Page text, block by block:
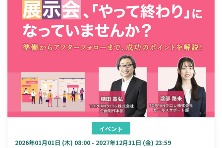
イベント
2026年01月01日 (木) 08:00 - 2027年12月31日 (金) 23:59